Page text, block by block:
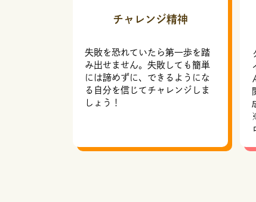
チャレンジ精神
失敗を恐れていたら第一歩を踏
み出せません。失敗しても簡単
には諦めずに、できるようにな
る自分を信じてチャレンジしま
しょう！